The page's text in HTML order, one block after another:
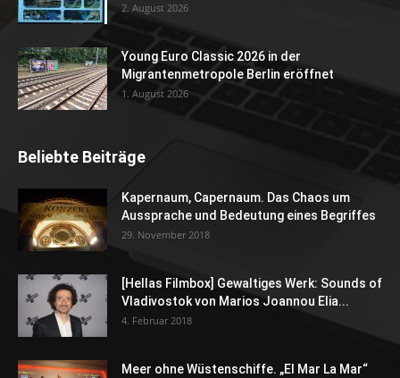
2. August 2026
Young Euro Classic 2026 in der
Migrantenmetropole Berlin eröffnet
1. August 2026
Beliebte Beiträge
Kapernaum, Capernaum. Das Chaos um
Aussprache und Bedeutung eines Begriffes
29. November 2018
[Hellas Filmbox] Gewaltiges Werk: Sounds of
Vladivostok von Marios Joannou Elia...
4. Februar 2018
Meer ohne Wüstenschiffe. „El Mar La Mar“